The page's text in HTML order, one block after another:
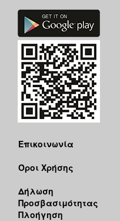
Επικοινωνία
Όροι Χρήσης
Δήλωση
Προσβασιμότητας
Πλοήγηση